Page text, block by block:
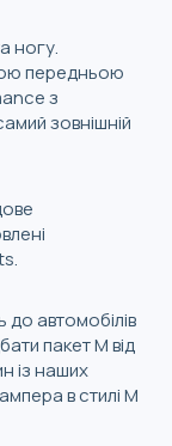
ногу.
передньою
з
зовнішній
до автомобілів
пакет M від
із наших
в стилі M